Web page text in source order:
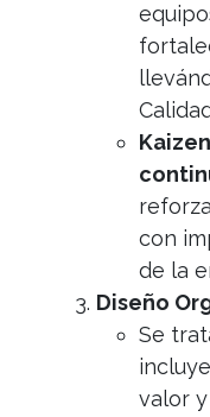
con
de la
Diseño
Se
valor